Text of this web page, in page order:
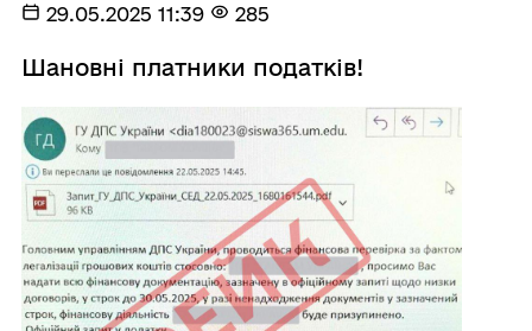
29.05.2025 11:39 285
Шановні платники податків!